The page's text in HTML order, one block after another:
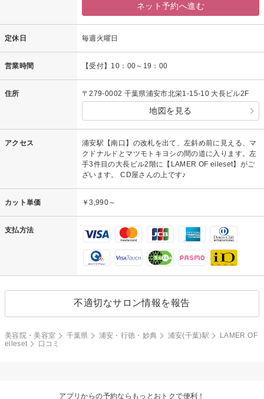
ネット予約へ進む
定休日 毎週火曜日
営業時間 【受付】10：00～19：00
住所 〒279-0002 千葉県浦安市北栄1-15-10 大長ビル2F
地図を見る
アクセス
浦安駅【南口】の改札を出て、左斜め前に見える、マ
クドナルドとマツモトキヨシの間の道に入ります。左
手3件目の大長ビル2階に【LAMER OF eileset】がご
ざいます。 CD屋さんの上です♪
カット単価 ￥3,990～
支払方法
不適切なサロン情報を報告
美容院・美容室 千葉県 浦安・行徳・妙典 浦安(千葉)駅
LAMER OF
eileset
口コミ
アプリからの予約ならもっとおトクで便利！